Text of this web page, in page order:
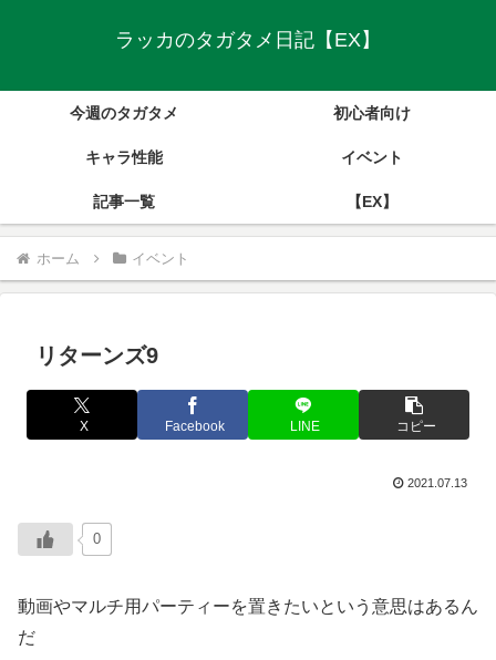
ラッカのタガタメ日記【EX】
今週のタガタメ 初心者向け
キャラ性能 イベント
記事一覧 【EX】
ホーム イベント
リターンズ9
X Facebook LINE コピー
2021.07.13
0
動画やマルチ用パーティーを置きたいという意思はあるん
だ